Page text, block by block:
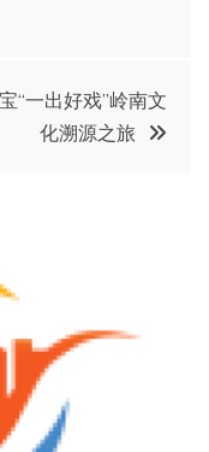
“一出好戏”岭南文
化溯源之旅